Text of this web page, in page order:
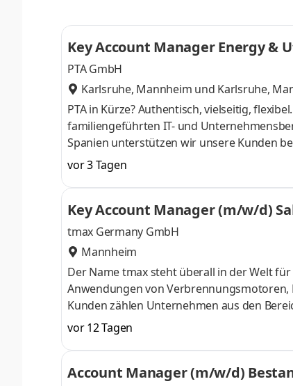
Key Account Manager Energy &
PTA GmbH
Karlsruhe, Mannheim und Karlsruhe,
PTA in Kürze? Authentisch, vielseitig,
familiengeführten IT- und
Spanien unterstützen wir unsere Kunden
Branchen und Technologien hinweg.
Werkzeuge dort, wo sie echten Mehrwert
dass technologische Weiterentwicklung
Organisation in Business Units mit dem Ziel
vor 3 Tagen
Key Account Manager (m/w/d)
tmax Germany GmbH
Mannheim
Der Name tmax steht überall in der Welt
Anwendungen von
Kunden zählen Unternehmen aus den
sowie weiteren industriellen
der „heißen Nische“ weiter auszubauen,
(m⁠/⁠w⁠/⁠d) Sales Industrial Aufgaben
strategischer A- und B-
vor 12 Tagen
Account Manager (m/w/d)